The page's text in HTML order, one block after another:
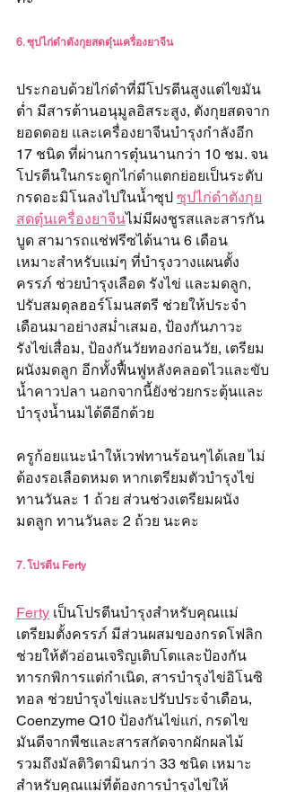
6. ซุปไก่ดำตังกุยสดตุ๋นเครื่องยาจีน
ประกอบด้วยไก่ดำที่มีโปรตีนสูงแต่ไขมัน
ต่ำ มีสารต้านอนุมูลอิสระสูง, ตังกุยสดจาก
ยอดดอย และเครื่องยาจีนบำรุงกำลังอีก
17 ชนิด ที่ผ่านการตุ๋นนานกว่า 10 ชม. จน
โปรตีนในกระดูกไก่ดำแตกย่อยเป็นระดับ
กรดอะมิโนลงไปในน้ำซุป ซุปไก่ดำตังกุย
สดตุ๋นเครื่องยาจีนไม่มีผงชูรสและสารกัน
บูด สามารถแช่ฟรีซได้นาน 6 เดือน
เหมาะสำหรับแม่ๆ ที่บำรุงวางแผนตั้ง
ครรภ์ ช่วยบำรุงเลือด รังไข่ และมดลูก,
ปรับสมดุลฮอร์โมนสตรี ช่วยให้ประจำ
เดือนมาอย่างสม่ำเสมอ, ป้องกันภาวะ
รังไข่เสื่อม, ป้องกันวัยทองก่อนวัย, เตรียม
ผนังมดลูก อีกทั้งฟื้นฟูหลังคลอดไวและขับ
น้ำคาวปลา นอกจากนี้ยังช่วยกระตุ้นและ
บำรุงน้ำนมได้ดีอีกด้วย
ครูก้อยแนะนำให้เวฟทานร้อนๆได้เลย ไม่
ต้องรอเลือดหมด หากเตรียมตัวบำรุงไข่
ทานวันละ 1 ถ้วย ส่วนช่วงเตรียมผนัง
มดลูก ทานวันละ 2 ถ้วย นะคะ
7. โปรตีน Ferty
Ferty เป็นโปรตีนบำรุงสำหรับคุณแม่
เตรียมตั้งครรภ์ มีส่วนผสมของกรดโฟลิก
ช่วยให้ตัวอ่อนเจริญเติบโตและป้องกัน
ทารกพิการแต่กำเนิด, สารบำรุงไข่อิโนซิ
ทอล ช่วยบำรุงไข่และปรับประจำเดือน,
Coenzyme Q10 ป้องกันไข่แก่, กรดไข
มันดีจากพืชและสารสกัดจากผักผลไม้
รวมถึงมัลติวิตามินกว่า 33 ชนิด เหมาะ
สำหรับคุณแม่ที่ต้องการบำรุงไข่ให้